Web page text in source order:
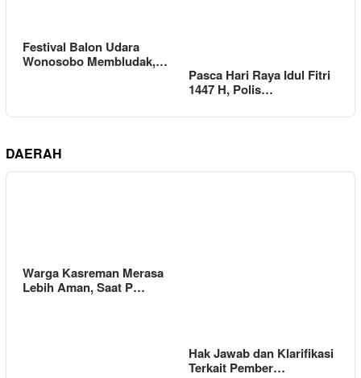
Festival Balon Udara
Wonosobo Membludak,…
Pasca Hari Raya Idul Fitri
1447 H, Polis…
DAERAH
Warga Kasreman Merasa
Lebih Aman, Saat P…
Hak Jawab dan Klarifikasi
Terkait Pember…